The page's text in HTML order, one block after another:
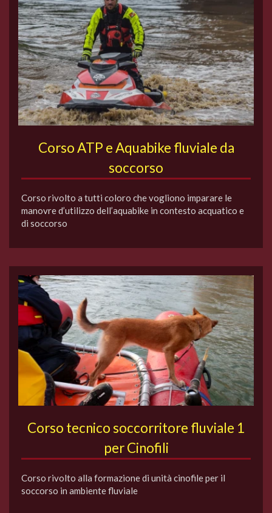
Corso ATP e Aquabike fluviale da
soccorso
Corso rivolto a tutti coloro che vogliono imparare le
manovre d’utilizzo dell’aquabike in contesto acquatico e
di soccorso
Corso tecnico soccorritore fluviale 1
per Cinofili
Corso rivolto alla formazione di unità cinofile per il
soccorso in ambiente fluviale